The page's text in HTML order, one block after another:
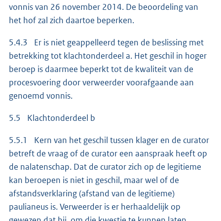
vonnis van 26 november 2014. De beoordeling van
het hof zal zich daartoe beperken.
5.4.3 Er is niet geappelleerd tegen de beslissing met
betrekking tot klachtonderdeel a. Het geschil in hoger
beroep is daarmee beperkt tot de kwaliteit van de
procesvoering door verweerder voorafgaande aan
genoemd vonnis.
5.5 Klachtonderdeel b
5.5.1 Kern van het geschil tussen klager en de curator
betreft de vraag of de curator een aanspraak heeft op
de nalatenschap. Dat de curator zich op de legitieme
kan beroepen is niet in geschil, maar wel of de
afstandsverklaring (afstand van de legitieme)
paulianeus is. Verweerder is er herhaaldelijk op